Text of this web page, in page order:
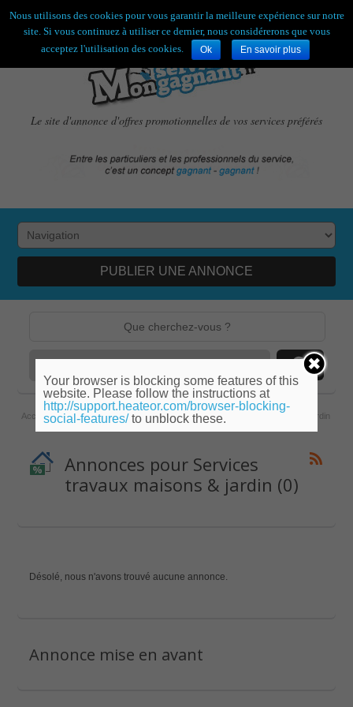
Bienvenue,visiteur ![S'enregistrer|Connexion]
Le site d'annonce d'offres promotionnelles de vos services préférés
PUBLIER UNE ANNONCE
Accueil » Provence-Alpes-Côte d'Azur » Var » Services travaux maisons & jardin
Annonces pour Services
travaux maisons & jardin (0)
Désolé, nous n'avons trouvé aucune annonce.
Annonce mise en avant
Nous utilisons des cookies pour vous garantir la meilleure expérience sur notre
site. Si vous continuez à utiliser ce dernier, nous considérerons que vous
acceptez l'utilisation des cookies.
Ok En savoir plus
Your browser is blocking some features of this
website. Please follow the instructions at
http://support.heateor.com/browser-blocking-
social-features/to unblock these.